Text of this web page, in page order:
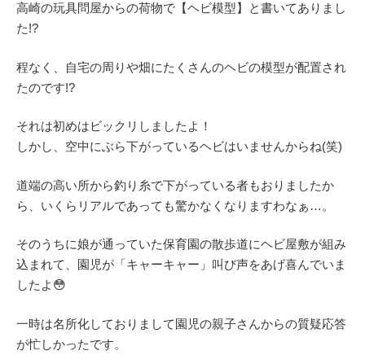
高崎の玩具問屋からの荷物で【ヘビ模型】と書いてありまし
た!?
程なく、自宅の周りや畑にたくさんのヘビの模型が配置され
たのです!?
それは初めはビックリしましたよ！
しかし、空中にぶら下がっているヘビはいませんからね(笑)
道端の高い所から釣り糸で下がっている者もおりましたか
ら、いくらリアルであっても驚かなくなりますわなぁ…。
そのうちに娘が通っていた保育園の散歩道にヘビ屋敷が組み
込まれて、園児が「キャーキャー」叫び声をあげ喜んでいま
したよ😳
一時は名所化しておりまして園児の親子さんからの質疑応答
が忙しかったです。